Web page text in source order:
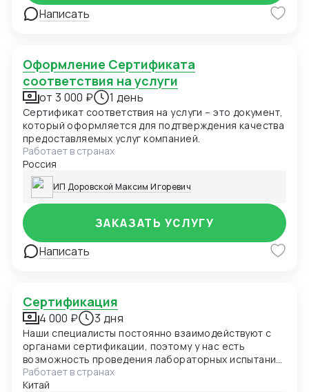
Написать
Оформление Сертификата
соответствия на услуги
от 3 000 ₽ 1 день
Сертификат соответствия на услуги – это документ,
который оформляется для подтверждения качества
предоставляемых услуг компанией.
Работает в странах
Россия
ИП Доровской Максим Игоревич
Написать
ЗАКАЗАТЬ УСЛУГУ
Сертификация
4 000 ₽ 3 дня
Наши специалисты постоянно взаимодействуют с
органами сертификации, поэтому у нас есть
возможность проведения лабораторных испытаний
и оформления документов в кратчайшие сроки.
Работает в странах
Китай